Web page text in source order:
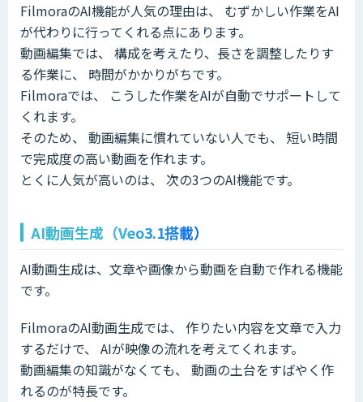
FilmoraのAI機能が人気の理由は、 むずかしい作業をAI
が代わりに行ってくれる点にあります。
動画編集では、 構成を考えたり、長さを調整したりす
る作業に、 時間がかかりがちです。
Filmoraでは、 こうした作業をAIが自動でサポートして
くれます。
そのため、 動画編集に慣れていない人でも、 短い時間
で完成度の高い動画を作れます。
とくに人気が高いのは、 次の3つのAI機能です。
AI動画生成（Veo3.1搭載）
AI動画生成は、文章や画像から動画を自動で作れる機能
です。
FilmoraのAI動画生成では、 作りたい内容を文章で入力
するだけで、 AIが映像の流れを考えてくれます。
動画編集の知識がなくても、 動画の土台をすばやく作
れるのが特長です。